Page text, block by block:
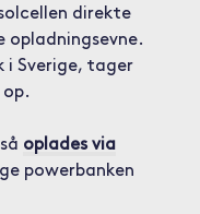
direkte
i Sverige, tager
oplades via
powerbanken